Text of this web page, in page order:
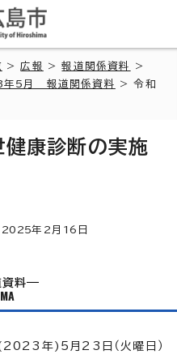
>広報 >報道関係資料
>
5月 報道関係資料
> 令和
康診断の実施
2025年2月 16 日
資料
年)5月23日（火曜日）